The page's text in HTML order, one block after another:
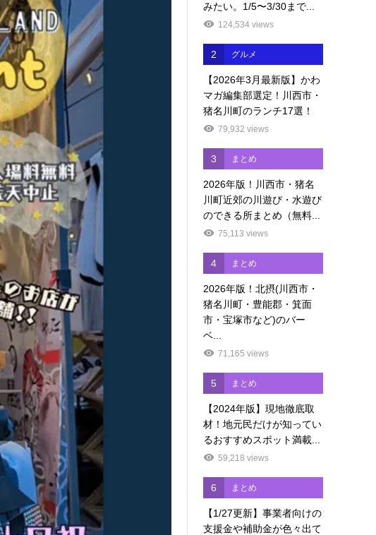
みたい。1/5〜3/30まで...
124,534 views
2 グルメ
【2026年3月最新版】かわ
マガ編集部選定！川西市・
猪名川町のランチ17選！
79,932 views
3 まとめ
2026年版！川西市・猪名
川町近郊の川遊び・水遊び
のできる所まとめ（無料...
75,113 views
4 まとめ
2026年版！北摂(川西市・
猪名川町・豊能郡・箕面
市・宝塚市など)のバー
ベ...
71,165 views
5 まとめ
【2024年版】現地徹底取
材！地元民だけが知ってい
るおすすめスポット満載...
59,218 views
6 まとめ
【1/27更新】事業者向けの
支援金や補助金が色々出て